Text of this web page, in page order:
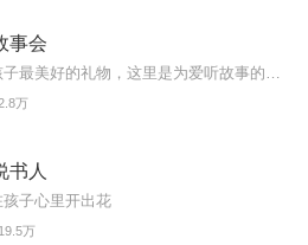
事会
万
书人
子心里开出花
19.5万